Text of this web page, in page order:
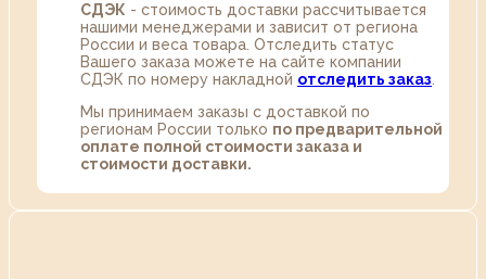
СДЭК - стоимость доставки рассчитывается
нашими менеджерами и зависит от региона
России и веса товара. Отследить статус
Вашего заказа можете на сайте компании
СДЭК по номеру накладной отследить заказ
Мы принимаем заказы с доставкой по
регионам России только по предварительной
оплате полной стоимости заказа и
стоимости доставки.